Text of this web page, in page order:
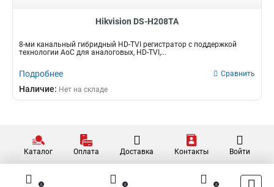
Hikvision DS-H208TA
8-ми канальный гибридный HD-TVI регистратор с поддержкой
технологии AoC для аналоговых, HD-TVI,...
Подробнее Сравнить
Наличие: Нет на складе
Каталог Оплата Доставка Контакты Войти
0 0 0